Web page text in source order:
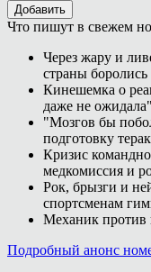
Добавить
Что пишут в свежем
Через жару и
страны
Кинешемка о
даже не
"Мозгов бы
подготовку
Кризис
медкомиссия и
Рок, брызги и
спортсменам
Механик против
Подробный анонс